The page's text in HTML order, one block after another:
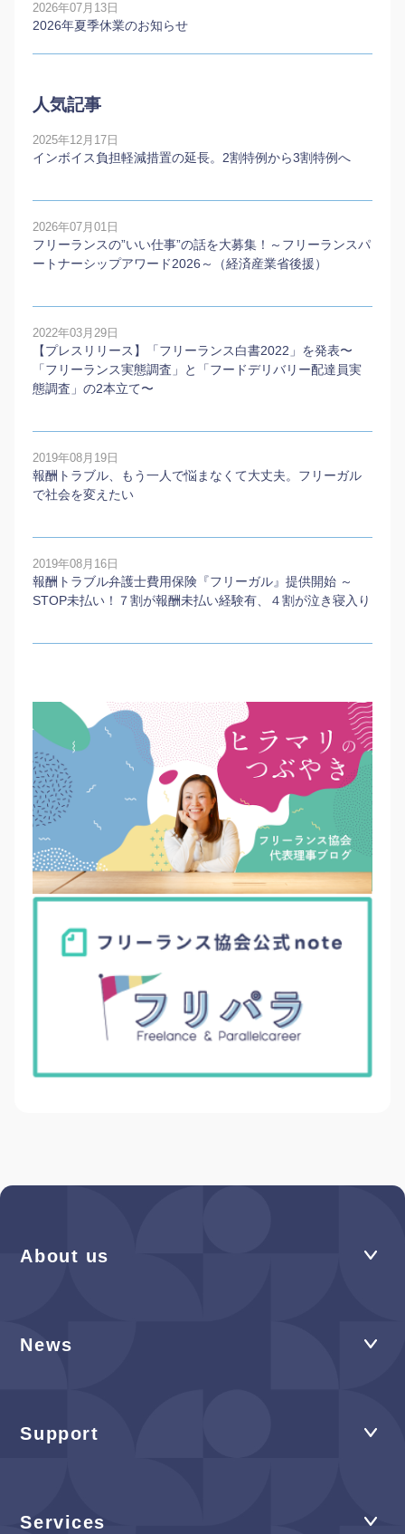
2026年07月13日
2026年夏季休業のお知らせ
人気記事
2025年12月17日
インボイス負担軽減措置の延長。2割特例から3割特例へ
2026年07月01日
フリーランスの”いい仕事”の話を大募集！～フリーランスパ
ートナーシップアワード2026～（経済産業省後援）
2022年03月29日
【プレスリリース】「フリーランス白書2022」を発表〜
「フリーランス実態調査」と「フードデリバリー配達員実
態調査」の2本⽴て〜
2019年08月19日
報酬トラブル、もう一人で悩まなくて大丈夫。フリーガル
で社会を変えたい
2019年08月16日
報酬トラブル弁護士費用保険『フリーガル』提供開始 ～
STOP未払い！７割が報酬未払い経験有、４割が泣き寝入り
About us
News
Support
Services